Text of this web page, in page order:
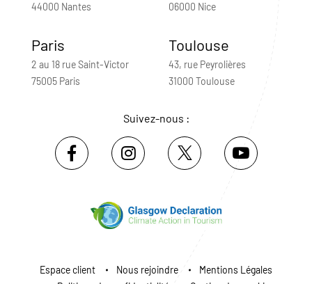
44000 Nantes
06000 Nice
Paris
2 au 18 rue Saint-Victor
75005 Paris
Toulouse
43, rue Peyrolières
31000 Toulouse
Suivez-nous :
Espace client Nous rejoindre
Mentions Légales